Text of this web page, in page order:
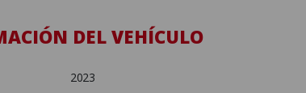
DEL VEHÍCULO
2023